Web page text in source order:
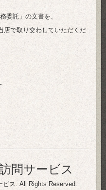
委託」の文書を、
店で取り交わしていただくだ
問サービス
ビス . All Rights Reserved.